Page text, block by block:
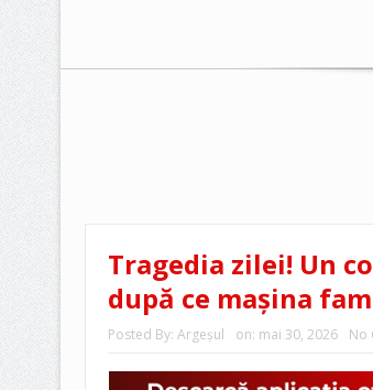
Tragedia zilei! Un
după ce mașina
Posted By: Argeşul on: mai 30, 2026 No